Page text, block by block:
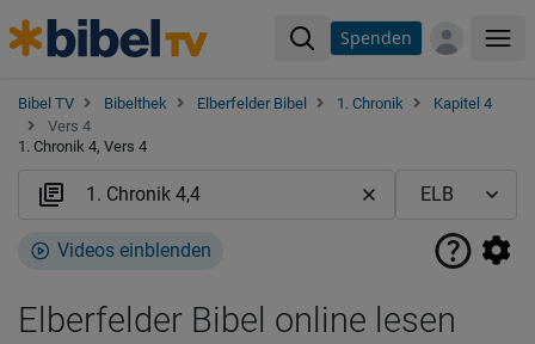
Spenden
Bibel TV Bibelthek Elberfelder Bibel 1. Chronik
Kapitel 4
Vers 4
1. Chronik 4, Vers 4
Videos einblenden
Elberfelder Bibel online lesen